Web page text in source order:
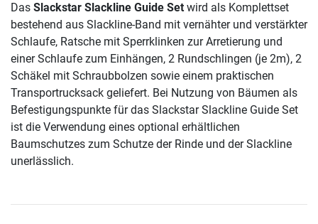
Das Slackstar Slackline Guide Set wird als Komplettset
bestehend aus Slackline-Band mit vernähter und verstärkter
Schlaufe, Ratsche mit Sperrklinken zur Arretierung und
einer Schlaufe zum Einhängen, 2 Rundschlingen (je 2m), 2
Schäkel mit Schraubbolzen sowie einem praktischen
Transportrucksack geliefert. Bei Nutzung von Bäumen als
Befestigungspunkte für das Slackstar Slackline Guide Set
ist die Verwendung eines optional erhältlichen
Baumschutzes zum Schutze der Rinde und der Slackline
unerlässlich.